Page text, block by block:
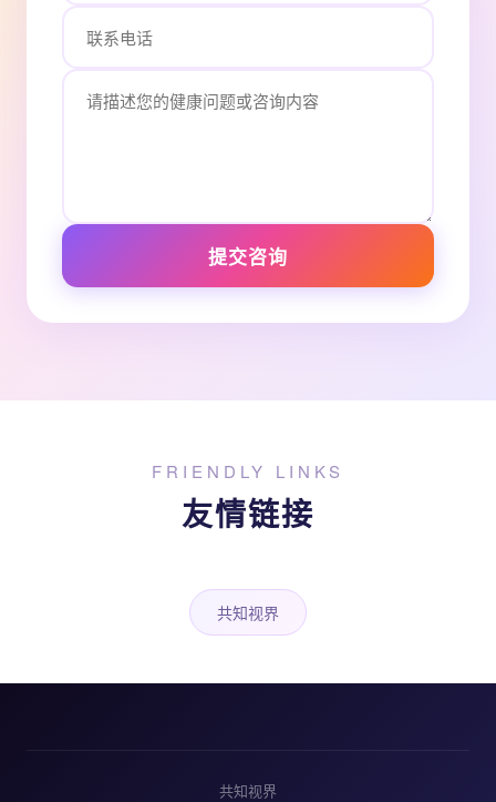
提交咨询
FRIENDLY LINKS
友情链接
共知视界
共知视界